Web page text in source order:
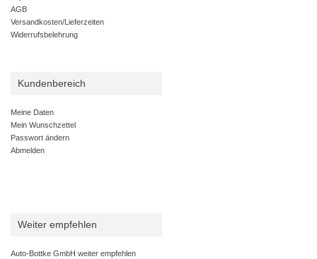
AGB
Versandkosten/Lieferzeiten
Widerrufsbelehrung
Kundenbereich
Meine Daten
Mein Wunschzettel
Passwort ändern
Abmelden
Weiter empfehlen
Auto-Bottke GmbH weiter empfehlen